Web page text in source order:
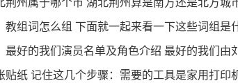
教组词怎么组 下面就一起来看一下这些词组是
最好的我们演员名单及角色介绍 最好的我们由
贴纸 记住这几个步骤：需要的工具是家用打印